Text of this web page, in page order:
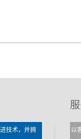
技术，并拥
以